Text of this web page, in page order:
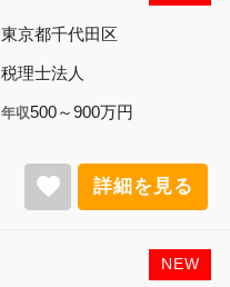
東京都千代田区
税理士法人
年収500～900万円
favorite 詳細を見る
NEW